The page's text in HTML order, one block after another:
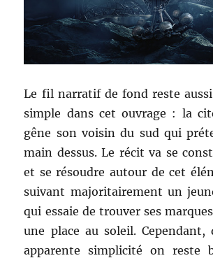
Le fil narratif de fond reste
simple dans cet ouvrage : la
gêne son voisin du sud qui
main dessus. Le récit va se
et se résoudre autour de cet
suivant majoritairement un
qui essaie de trouver ses
une place au soleil. Cependant,
apparente simplicité on reste